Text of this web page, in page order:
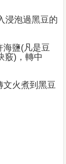
浸泡過黑豆的
海鹽(凡是豆
竅)，轉中
火煮到黑豆